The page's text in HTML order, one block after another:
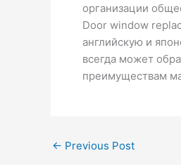
организации
Door window
английскую и
всегда может
преимуществам
← Previous Post